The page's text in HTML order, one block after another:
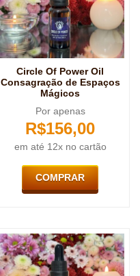
Circle Of Power Oil
Consagração de Espaços
Mágicos
Por apenas
R$156,00
em até 12x no cartão
COMPRAR